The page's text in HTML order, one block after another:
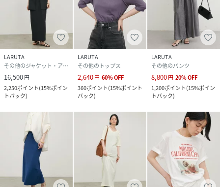
LARUTA
その他のジャケット・アウター
16,500円
2,250ポイント(15%ポイン
トバック)
LARUTA
その他のトップス
2,640円 60%OFF
360ポイント(15%ポイント
バック)
LARUTA
その他のパンツ
8,800円 20%OFF
1,200ポイント(15%ポイン
トバック)